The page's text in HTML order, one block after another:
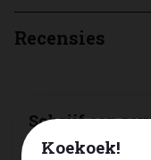
Koekoek!
Recensies
Schrijf een